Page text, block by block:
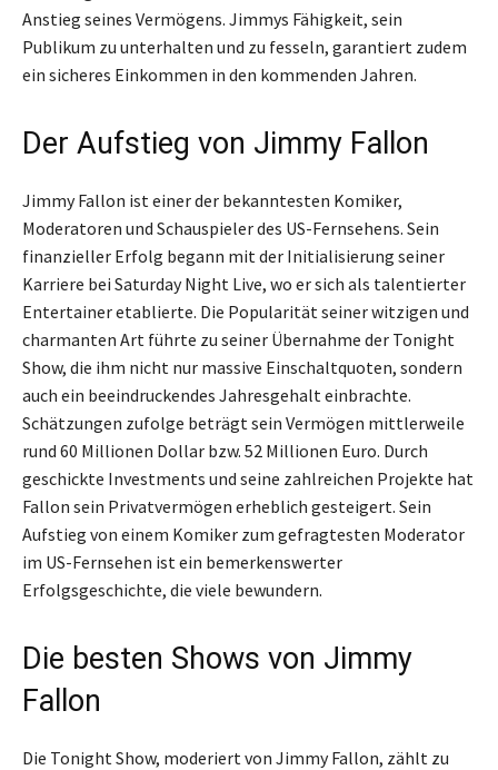
Anstieg seines Vermögens. Jimmys Fähigkeit, sein
Publikum zu unterhalten und zu fesseln, garantiert zudem
ein sicheres Einkommen in den kommenden Jahren.
Der Aufstieg von Jimmy Fallon
Jimmy Fallon ist einer der bekanntesten Komiker,
Moderatoren und Schauspieler des US-Fernsehens. Sein
finanzieller Erfolg begann mit der Initialisierung seiner
Karriere bei Saturday Night Live, wo er sich als talentierter
Entertainer etablierte. Die Popularität seiner witzigen und
charmanten Art führte zu seiner Übernahme der Tonight
Show, die ihm nicht nur massive Einschaltquoten, sondern
auch ein beeindruckendes Jahresgehalt einbrachte.
Schätzungen zufolge beträgt sein Vermögen mittlerweile
rund 60 Millionen Dollar bzw. 52 Millionen Euro. Durch
geschickte Investments und seine zahlreichen Projekte hat
Fallon sein Privatvermögen erheblich gesteigert. Sein
Aufstieg von einem Komiker zum gefragtesten Moderator
im US-Fernsehen ist ein bemerkenswerter
Erfolgsgeschichte, die viele bewundern.
Die besten Shows von Jimmy
Fallon
Die Tonight Show, moderiert von Jimmy Fallon, zählt zu